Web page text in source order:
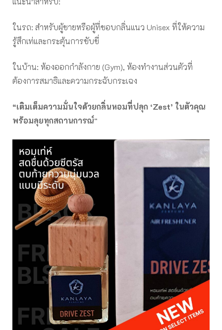
ในรถ: สำหรับผู้ชายหรือผู้ที่ชอบกลิ่นแนว Unisex ที่ให้ความ
รู้สึกเท่และกระตุ้นการขับขี่
ในบ้าน: ห้องออกกำลังกาย (Gym), ห้องทำงานส่วนตัวที่
ต้องการสมาธิและความกระฉับกระเฉง
“เติมเต็มความมั่นใจด้วยกลิ่นหอมที่ปลุก ‘Zest’ ในตัวคุณ
พร้อมลุยทุกสถานการณ์“